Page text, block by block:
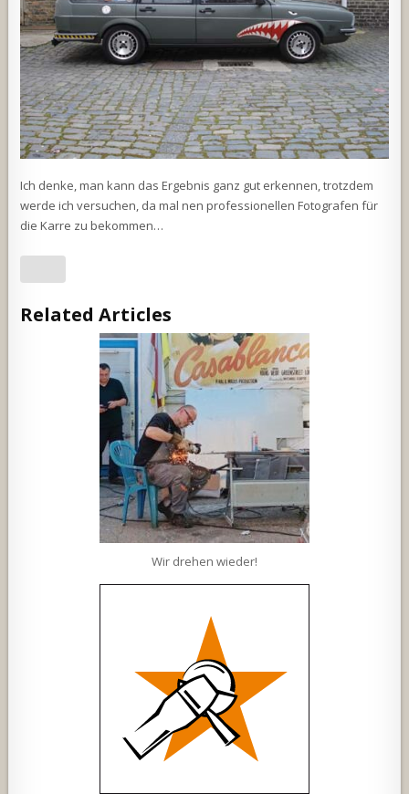
Ich denke, man kann das Ergebnis ganz gut erkennen, trotzdem
werde ich versuchen, da mal nen professionellen Fotografen für
die Karre zu bekommen…
Related Articles
Wir drehen wieder!